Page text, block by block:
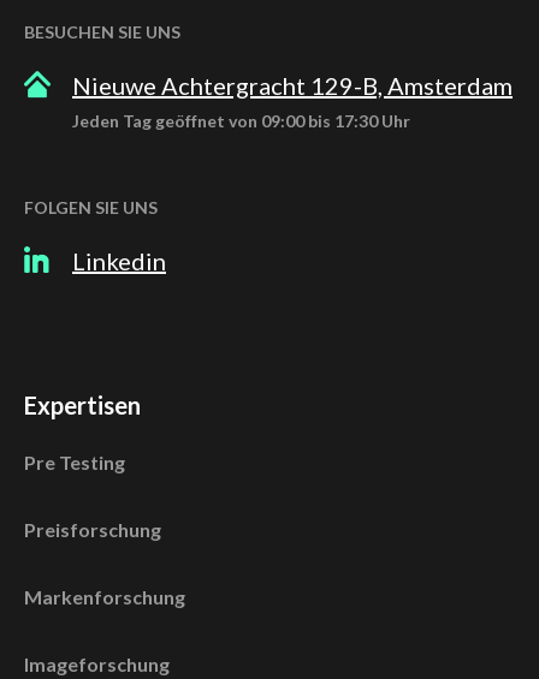
BESUCHEN SIE UNS
Nieuwe Achtergracht 129-B, Amsterdam
Jeden Tag geöffnet von 09:00 bis 17:30 Uhr
FOLGEN SIE UNS
Linkedin
Expertisen
Pre Testing
Preisforschung
Markenforschung
Imageforschung